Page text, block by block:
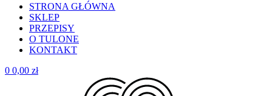
STRONA GŁÓWNA
SKLEP
PRZEPISY
O TULONE
KONTAKT
0 0,00 zł